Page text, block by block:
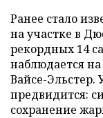
Ранее стало
на участке в
рекордных 14
наблюдается
Вайсе-
предвидится:
сохранение